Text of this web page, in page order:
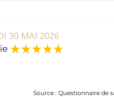
30 MAI 2026
Source : Questionnaire de